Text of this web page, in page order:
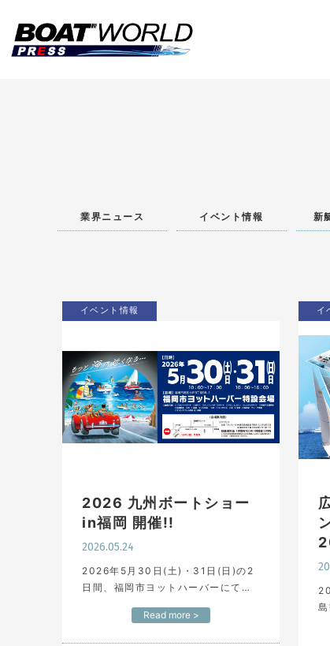
業界ニュース イベント情報 新
イベント情報
2026 九州ボートショー
in福岡 開催!!
2026.05.24
2026年5月30日(土)・31日(日)の2
日間、福岡市ヨットハーバーにて
されます。九州最大規模のプレジャ
Read more >
イ